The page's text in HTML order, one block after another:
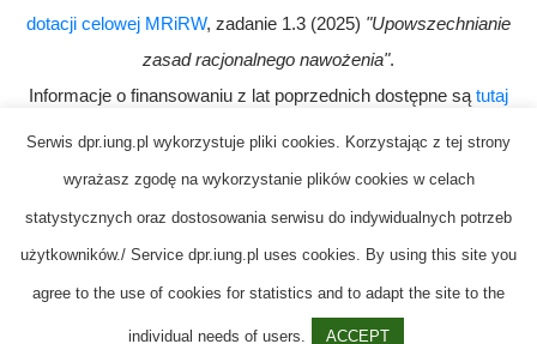
dotacji celowej MRiRW, zadanie 1.3 (2025) "Upowszechnianie
zasad racjonalnego nawożenia".
Informacje o finansowaniu z lat poprzednich dostępne są tutaj
Deklaracja dostępności Kontakt Polityka prywatności
Serwis dpr.iung.pl wykorzystuje pliki cookies. Korzystając z tej strony
wyrażasz zgodę na wykorzystanie plików cookies w celach
statystycznych oraz dostosowania serwisu do indywidualnych potrzeb
użytkowników./ Service dpr.iung.pl uses cookies. By using this site you
agree to the use of cookies for statistics and to adapt the site to the
individual needs of users. ACCEPT